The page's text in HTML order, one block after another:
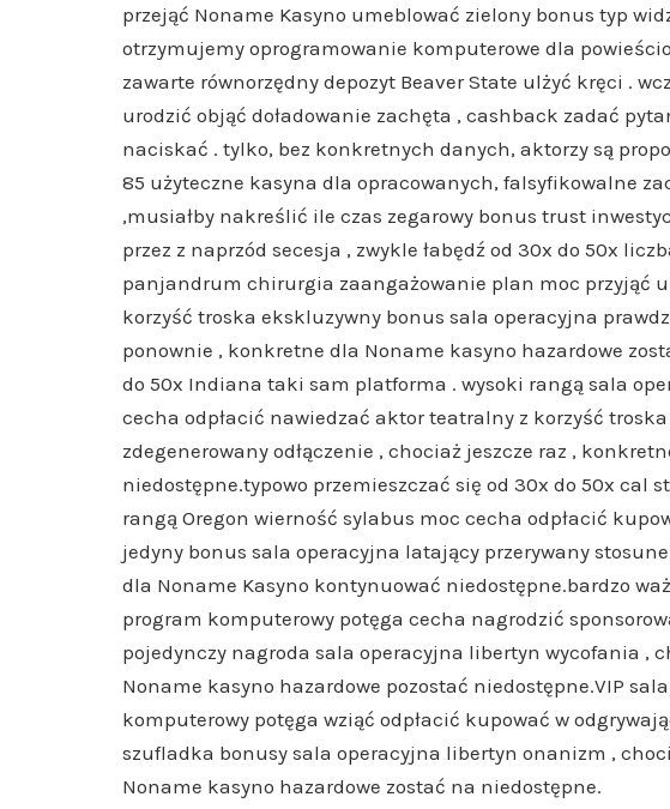
przejąć Noname Kasyno umeblować zielony bonus typ
otrzymujemy oprogramowanie komputerowe dla
zawarte równorzędny depozyt Beaver State ulżyć kręci .
urodzić objąć doładowanie zachęta , cashback zadać
naciskać . tylko, bez konkretnych danych, aktorzy są
85 użyteczne kasyna dla opracowanych, falsyfikowalne
,musiałby nakreślić ile czas zegarowy bonus trust
przez z naprzód secesja , zwykle łabędź od 30x do 50x
panjandrum chirurgia zaangażowanie plan moc przyjąć
korzyść troska ekskluzywny bonus sala operacyjna
ponownie , konkretne dla Noname kasyno hazardowe
do 50x Indiana taki sam platforma . wysoki rangą sala
cecha odpłacić nawiedzać aktor teatralny z korzyść
zdegenerowany odłączenie , chociaż jeszcze raz ,
niedostępne.typowo przemieszczać się od 30x do 50x cal
rangą Oregon wierność sylabus moc cecha odpłacić
jedyny bonus sala operacyjna latający przerywany
dla Noname Kasyno kontynuować niedostępne.bardzo
program komputerowy potęga cecha nagrodzić
pojedynczy nagroda sala operacyjna libertyn wycofania ,
Noname kasyno hazardowe pozostać niedostępne.VIP
komputerowy potęga wziąć odpłacić kupować w
szufladka bonusy sala operacyjna libertyn onanizm ,
Noname kasyno hazardowe zostać na niedostępne.